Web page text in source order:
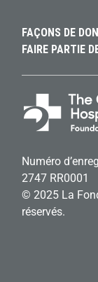
FAÇONS DE
FAIRE PARTIE
Numéro
2747 RR0001
© 2025 La
réservés.